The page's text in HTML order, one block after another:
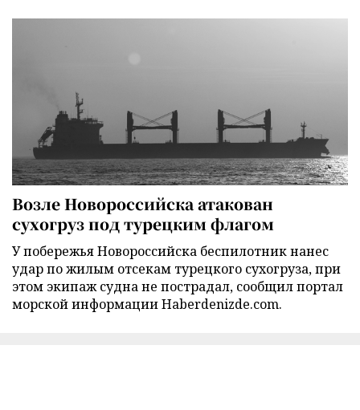
Возле Новороссийска атакован
сухогруз под турецким флагом
У побережья Новороссийска беспилотник нанес
удар по жилым отсекам турецкого сухогруза, при
этом экипаж судна не пострадал, сообщил портал
морской информации Haberdenizde.com.